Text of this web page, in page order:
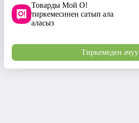
Товарды Мой О!
тиркемесинен сатып ала
аласыз
Тиркемеден ачуу